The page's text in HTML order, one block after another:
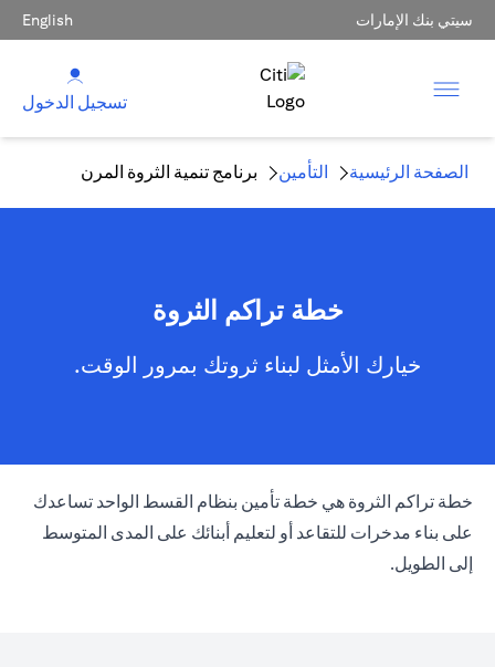
سيتي بنك الإمارات English
تسجيل الدخول
الصفحة الرئيسية التأمين برنامج تنمية الثروة المرن
خطة تراكم الثروة
خيارك الأمثل لبناء ثروتك بمرور الوقت.
خطة تراكم الثروة هي خطة تأمين بنظام القسط الواحد تساعدك
على بناء مدخرات للتقاعد أو لتعليم أبنائك على المدى المتوسط
إلى الطويل.